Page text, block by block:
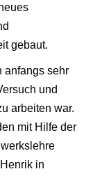
gebaut.
anfangs sehr
und
arbeiten war.
mit Hilfe der
in